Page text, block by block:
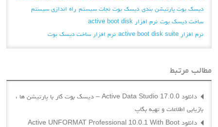
دیسک بوت پارتیشن بندی دیسک بوت نجات سیستم راه اندازی سیستم
ساخت دیسک بوت نرم افزار active boot disk
نرم افزار active boot disk suite
نرم افزار ساخت دیسک بوت
مطالب مرتبط
دانلود Active Data Studio 17.0.0 – دیسک بوت کار با پارتیشن ها ،
بازیابی اطلاعات و تهیه بکاپ
دانلود Active UNFORMAT Professional 10.0.1 With Boot